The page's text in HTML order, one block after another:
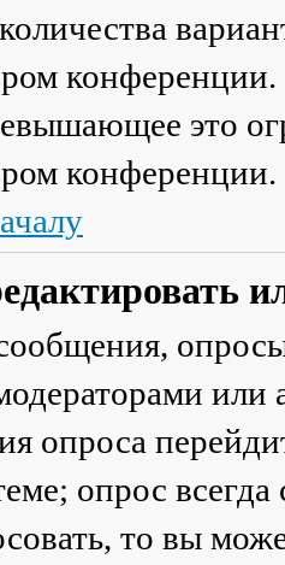
это
конференции.
опроса
опрос
то вы